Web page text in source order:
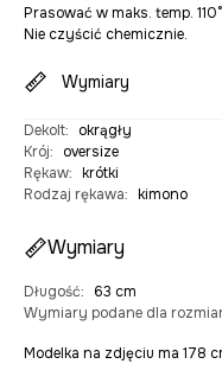
Prasować w maks. temp.
Nie czyścić chemicznie.
Wymiary
Dekolt:
okrągły
Krój:
oversize
Rękaw: krótki
Rodzaj rękawa: kimono
Wymiary
Długość:
63 cm
Wymiary podane dla
Modelka na zdjęciu ma 178